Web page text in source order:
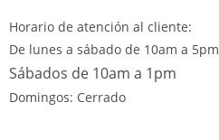
Horario de atención al cliente:
De lunes a sábado de 10am a 5pm
Sábados de 10am a 1pm
Domingos: Cerrado